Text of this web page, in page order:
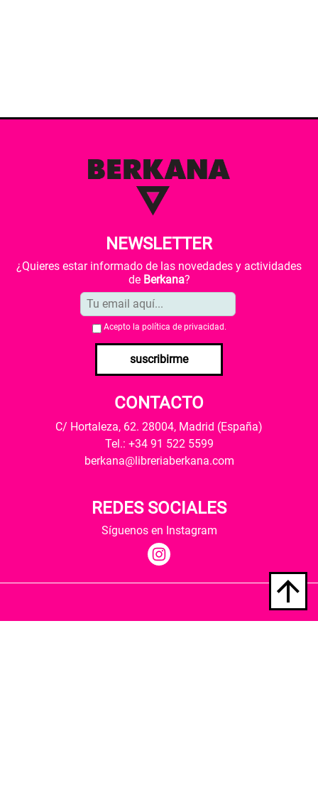
NEWSLETTER
¿Quieres estar informado de las novedades y actividades
de Berkana?
Acepto la política de privacidad .
suscribirme
CONTACTO
C/ Hortaleza, 62. 28004, Madrid (España)
Tel.: +34 91 522 5599
berkana@libreriaberkana.com
REDES SOCIALES
Síguenos en Instagram